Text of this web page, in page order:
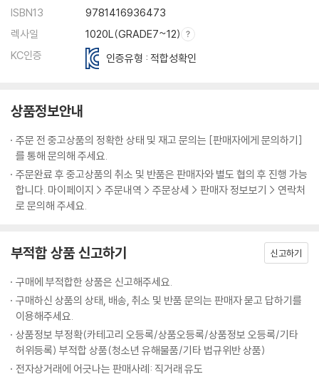
ISBN13
9781416936473
렉사일
1020L(GRADE7~12)
KC인증
인증유형 : 적합성확인
상품정보안내
주문 전 중고상품의 정확한 상태 및 재고 문의는 [판매자에게 문의하기]
를 통해 문의해 주세요.
주문완료 후 중고상품의 취소 및 반품은 판매자와 별도 협의 후 진행 가능
합니다. 마이페이지 > 주문내역 > 주문상세 > 판매자 정보보기 > 연락처
로 문의해 주세요.
부적합 상품 신고하기 신고하기
구매에 부적합한 상품은 신고해주세요.
구매하신 상품의 상태, 배송, 취소 및 반품 문의는 판매자 묻고 답하기를
이용해주세요.
상품정보 부정확(카테고리 오등록/상품오등록/상품정보 오등록/기타
허위등록) 부적합 상품(청소년 유해물품/기타 법규위반 상품)
전자상거래에 어긋나는 판매사례: 직거래 유도